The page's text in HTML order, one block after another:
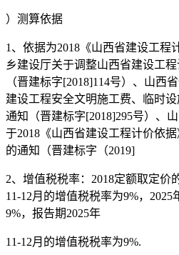
）测算依据
1、依据为2018《山西省建设工程
乡建设厅关于调整山西省建设工
（晋建标字[2018]114号）、山西
建设工程安全文明施工费、临时
通知（晋建标字[2018]295号）、
于2018《山西省建设工程计价依
的通知（晋建标字（2019]
2、增值税税率：2018定额取定价
11-12月的增值税税率为9%，2025
9%，报告期2025年
11-12月的增值税税率为9%.